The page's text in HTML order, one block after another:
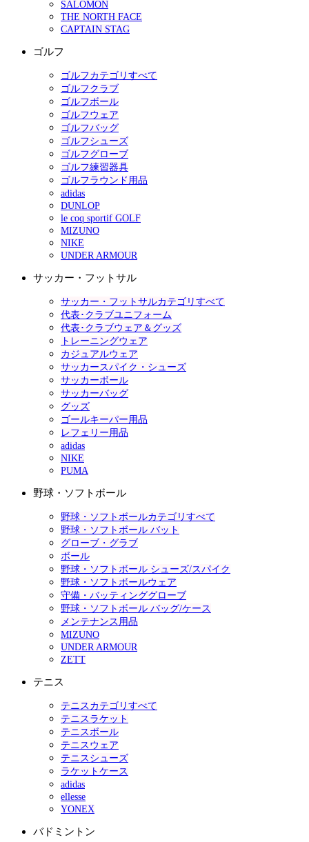
SALOMON
THE NORTH FACE
CAPTAIN STAG
ゴルフ
ゴルフカテゴリすべて
ゴルフクラブ
ゴルフボール
ゴルフウェア
ゴルフバッグ
ゴルフシューズ
ゴルフグローブ
ゴルフ練習器具
ゴルフラウンド用品
adidas
DUNLOP
le coq sportif GOLF
MIZUNO
NIKE
UNDER ARMOUR
サッカー・フットサル
サッカー・フットサルカテゴリすべて
代表･クラブユニフォーム
代表･クラブウェア＆グッズ
トレーニングウェア
カジュアルウェア
サッカースパイク・シューズ
サッカーボール
サッカーバッグ
グッズ
ゴールキーパー用品
レフェリー用品
adidas
NIKE
PUMA
野球・ソフトボール
野球・ソフトボールカテゴリすべて
野球・ソフトボール バット
グローブ・グラブ
ボール
野球・ソフトボール シューズ/スパイク
野球・ソフトボールウェア
守備・バッティンググローブ
野球・ソフトボール バッグ/ケース
メンテナンス用品
MIZUNO
UNDER ARMOUR
ZETT
テニス
テニスカテゴリすべて
テニスラケット
テニスボール
テニスウェア
テニスシューズ
ラケットケース
adidas
ellesse
YONEX
バドミントン